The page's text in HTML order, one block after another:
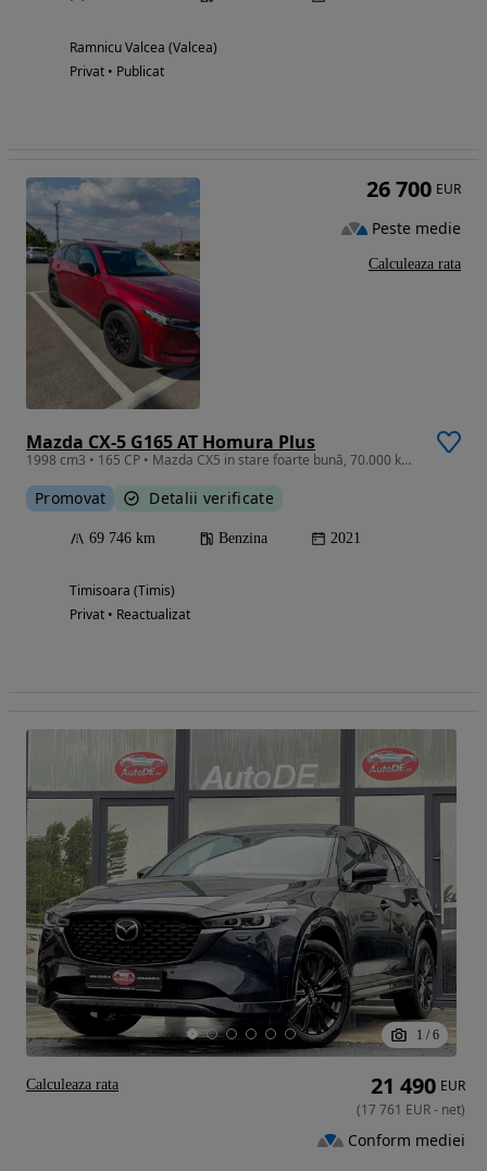
Ramnicu Valcea (Valcea)
Privat • Publicat
Mazda CX-5 G165 AT Homura Plus
1998 cm3 • 165 CP • Mazda CX5 in stare foarte bună, 70.000 km, 4x4 AT
Promovat Detalii verificate
69 746 km Benzina 2021
Timisoara (Timis)
Privat • Reactualizat
26 700 EUR
Peste medie
Calculeaza rata
1 / 6
21 490 EUR
(17 761 EUR- net)
Conform mediei
Calculeaza rata